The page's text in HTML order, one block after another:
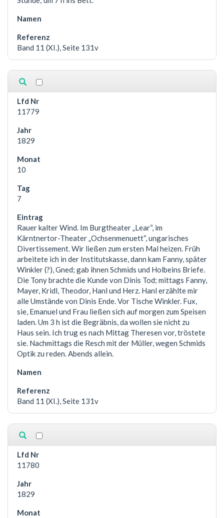
Band 11 (XI.), Seite 131v
11779
1829
10
7
Rauer kalter Wind. Im Burgtheater „Lear“, im
Kärntnertor-Theater „Ochsenmenuett“, ungarisches
Divertissement. Wir ließen zum ersten Mal heizen. Früh
arbeitete ich in der Institutskasse, dann kam Fanny, später
Winkler (?), Gned; gab ihnen Schmids und Holbeins Briefe.
Die Tony brachte die Kunde von Dinis Tod; mittags Fanny,
Mayer, Kridl, Theodor, Hanl und Herz. Hanl erzählte mir
alle Umstände von Dinis Ende. Vor Tische Winkler. Fux,
sie, Emanuel und Frau ließen sich auf morgen zum Speisen
laden. Um 3 h ist die Begräbnis, da wollen sie nicht zu
Haus sein. Ich trug es nach Mittag Theresen vor, tröstete
sie. Nachmittags die Resch mit der Müller, wegen Schmids
Optik zu reden. Abends allein.
Band 11 (XI.), Seite 131v
11780
1829